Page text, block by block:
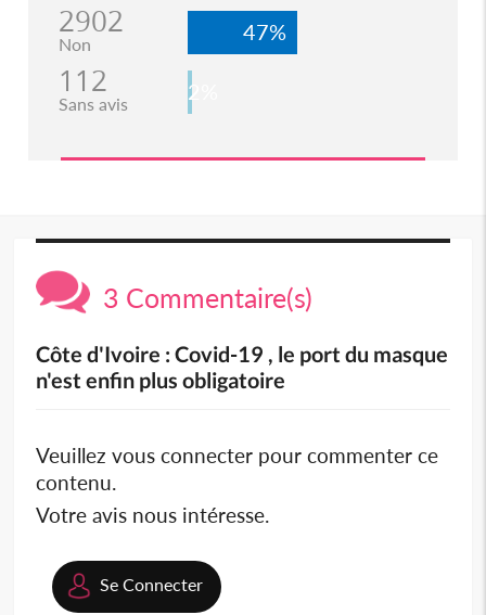
2902
Non 47%
112
Sans avis 2%
3 Commentaire(s)
Côte d'Ivoire : Covid-19 , le port du masque
n'est enfin plus obligatoire
Veuillez vous connecter pour commenter ce
contenu.
Votre avis nous intéresse.
Se Connecter